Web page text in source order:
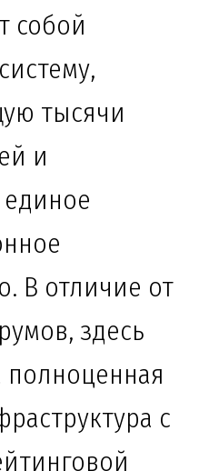
собой
тысячи
и
В отличие от
здесь
полноценная
с